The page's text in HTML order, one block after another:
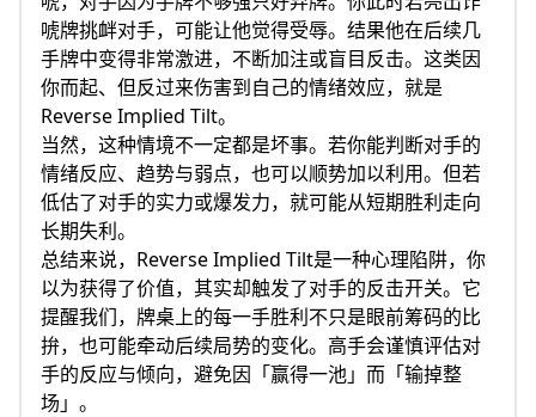
唬牌挑衅对手，可能让他觉得受辱。结果他在后续几
手牌中变得非常激进，不断加注或盲目反击。这类因
你而起、但反过来伤害到自己的情绪效应，就是
Reverse Implied Tilt。
当然，这种情境不一定都是坏事。若你能判断对手的
情绪反应、趋势与弱点，也可以顺势加以利用。但若
低估了对手的实力或爆发力，就可能从短期胜利走向
长期失利。
总结来说，Reverse Implied Tilt是一种心理陷阱，你
以为获得了价值，其实却触发了对手的反击开关。它
提醒我们，牌桌上的每一手胜利不只是眼前筹码的比
拚，也可能牵动后续局势的变化。高手会谨慎评估对
手的反应与倾向，避免因「赢得一池」而「输掉整
场」。